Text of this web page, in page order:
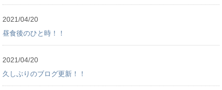
2021/04/20
昼食後のひと時！！
2021/04/20
久しぶりのブログ更新！！